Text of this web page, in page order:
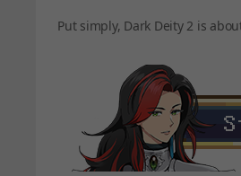
Put simply, Dark Deity 2 is